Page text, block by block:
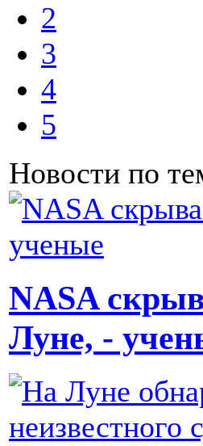
2
3
4
5
Новости по
NASA
Луне, -